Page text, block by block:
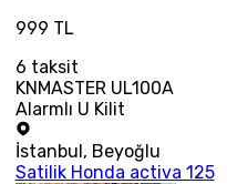
999 TL
6 taksit
KNMASTER UL100A
Alarmlı U Kilit
İstanbul, Beyoğlu
Satilik Honda activa 125